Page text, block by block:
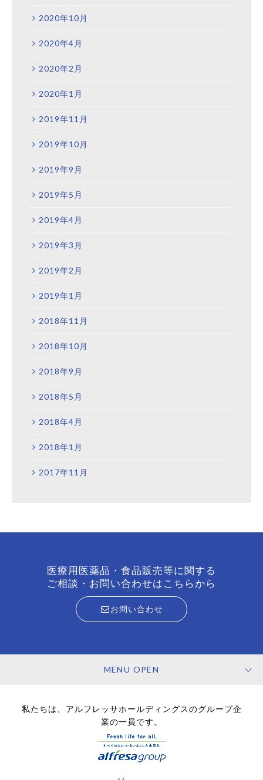
2020年10月
2020年4月
2020年2月
2020年1月
2019年11月
2019年10月
2019年9月
2019年5月
2019年4月
2019年3月
2019年2月
2019年1月
2018年11月
2018年10月
2018年9月
2018年5月
2018年4月
2018年1月
2017年11月
医療用医薬品・食品販売等に関する
ご相談・お問い合わせはこちらから
お問い合わせ
MENU OPEN
私たちは、アルフレッサホールディングスのグループ企
業の一員です。